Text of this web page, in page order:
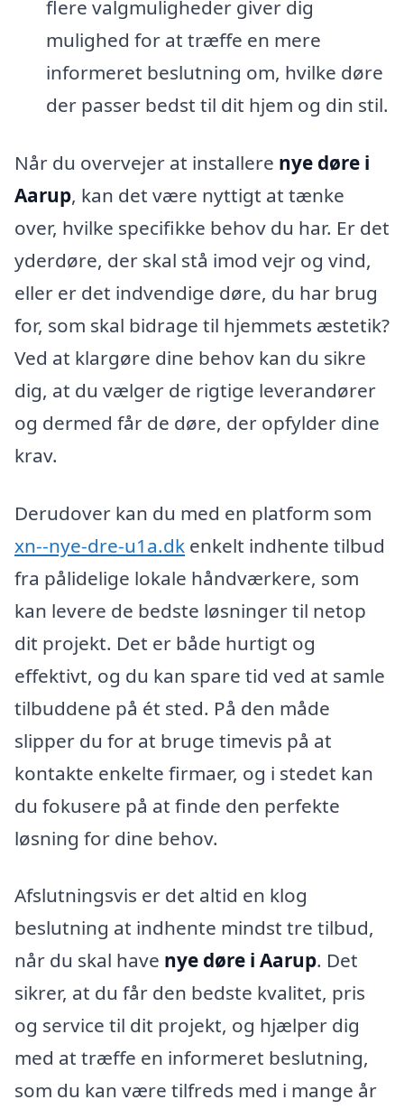
flere valgmuligheder giver dig
mulighed for at træffe en mere
informeret beslutning om, hvilke døre
der passer bedst til dit hjem og din stil.
Når du overvejer at installere nye døre i
Aarup, kan det være nyttigt at tænke
over, hvilke specifikke behov du har. Er det
yderdøre, der skal stå imod vejr og vind,
eller er det indvendige døre, du har brug
for, som skal bidrage til hjemmets æstetik?
Ved at klargøre dine behov kan du sikre
dig, at du vælger de rigtige leverandører
og dermed får de døre, der opfylder dine
krav.
Derudover kan du med en platform som
xn--nye-dre-u1a.dk enkelt indhente tilbud
fra pålidelige lokale håndværkere, som
kan levere de bedste løsninger til netop
dit projekt. Det er både hurtigt og
effektivt, og du kan spare tid ved at samle
tilbuddene på ét sted. På den måde
slipper du for at bruge timevis på at
kontakte enkelte firmaer, og i stedet kan
du fokusere på at finde den perfekte
løsning for dine behov.
Afslutningsvis er det altid en klog
beslutning at indhente mindst tre tilbud,
når du skal have nye døre i Aarup. Det
sikrer, at du får den bedste kvalitet, pris
og service til dit projekt, og hjælper dig
med at træffe en informeret beslutning,
som du kan være tilfreds med i mange år